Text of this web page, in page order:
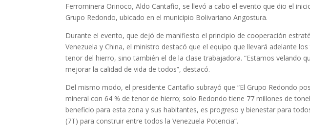
Ferrominera Orinoco, Aldo Cantafio, se llevó a cabo el evento que dio el
Grupo Redondo, ubicado en el municipio Bolivariano Angostura.
Durante el evento, que dejó de manifiesto el principio de cooperación
Venezuela y China, el ministro destacó que el equipo que llevará adelante
tenor del hierro, sino también el de la clase trabajadora. “Estamos velando
mejorar la calidad de vida de todos”, destacó.
Del mismo modo, el presidente Cantafio subrayó que “El Grupo Redondo
mineral con 64 % de tenor de hierro; solo Redondo tiene 77 millones de
beneficio para esta zona y sus habitantes, es progreso y bienestar para
(7T) para construir entre todos la Venezuela Potencia”.